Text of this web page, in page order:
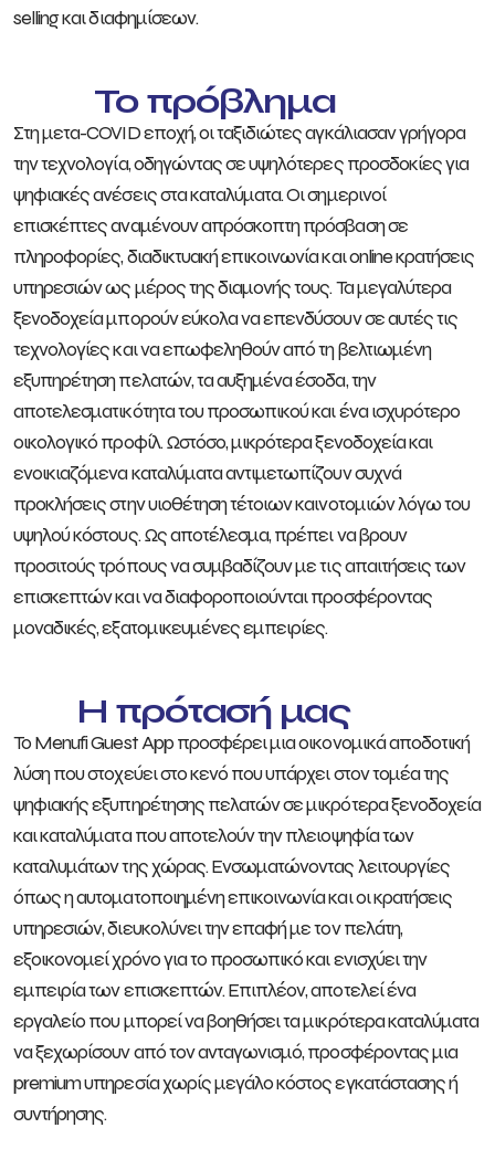
selling και διαφημίσεων.
Το πρόβλημα
Στη μετα-COVID εποχή, οι ταξιδιώτες αγκάλιασαν γρήγορα
την τεχνολογία, οδηγώντας σε υψηλότερες προσδοκίες για
ψηφιακές ανέσεις στα καταλύματα. Οι σημερινοί
επισκέπτες αναμένουν απρόσκοπτη πρόσβαση σε
πληροφορίες, διαδικτυακή επικοινωνία και online κρατήσεις
υπηρεσιών ως μέρος της διαμονής τους. Τα μεγαλύτερα
ξενοδοχεία μπορούν εύκολα να επενδύσουν σε αυτές τις
τεχνολογίες και να επωφεληθούν από τη βελτιωμένη
εξυπηρέτηση πελατών, τα αυξημένα έσοδα, την
αποτελεσματικότητα του προσωπικού και ένα ισχυρότερο
οικολογικό προφίλ. Ωστόσο, μικρότερα ξενοδοχεία και
ενοικιαζόμενα καταλύματα αντιμετωπίζουν συχνά
προκλήσεις στην υιοθέτηση τέτοιων καινοτομιών λόγω του
υψηλού κόστους. Ως αποτέλεσμα, πρέπει να βρουν
προσιτούς τρόπους να συμβαδίζουν με τις απαιτήσεις των
επισκεπτών και να διαφοροποιούνται προσφέροντας
μοναδικές, εξατομικευμένες εμπειρίες.
Η πρότασή μας
Το Menufi Guest App προσφέρει μια οικονομικά αποδοτική
λύση που στοχεύει στο κενό που υπάρχει στον τομέα της
ψηφιακής εξυπηρέτησης πελατών σε μικρότερα ξενοδοχεία
και καταλύματα που αποτελούν την πλειοψηφία των
καταλυμάτων της χώρας. Ενσωματώνοντας λειτουργίες
όπως η αυτοματοποιημένη επικοινωνία και οι κρατήσεις
υπηρεσιών, διευκολύνει την επαφή με τον πελάτη,
εξοικονομεί χρόνο για το προσωπικό και ενισχύει την
εμπειρία των επισκεπτών. Επιπλέον, αποτελεί ένα
εργαλείο που μπορεί να βοηθήσει τα μικρότερα καταλύματα
να ξεχωρίσουν από τον ανταγωνισμό, προσφέροντας μια
premium υπηρεσία χωρίς μεγάλο κόστος εγκατάστασης ή
συντήρησης.